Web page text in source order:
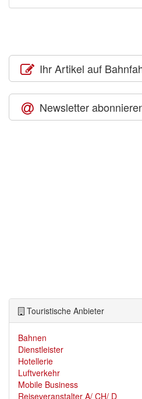
Ihr Artikel auf
Newsletter
Touristische Anbieter
Bahnen
Dienstleister
Hotellerie
Luftverkehr
Mobile Business
Reiseveranstalter A/ CH/ D